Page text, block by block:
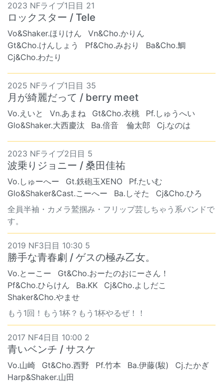
2023 NFライブ1日目 21
ロックスター / Tele
Vo&Shaker.ほりけん
Vn&Cho.かりん
Gt&Cho.けんしょう
Pf&Cho.みおり
Ba&Cho.鯛
Cj&Cho.わたり
2025 NFライブ1日目 35
月が綺麗だって / berry meet
Vo.えいと Vn.あまね Gt&Cho.衣桃
Pf.しゅうへい
Glo&Shaker.大西慶汰
Ba.倍音 倫太郎 Cj.なのは
2023 NFライブ2日目 5
波乗りジョニー / 桑田佳祐
Vo.しゅーへー Gt.鉄砲玉XENO
Pf.たいむ
Glo&Shaker&Cast.こーへー
Ba.しそた
Cj&Cho.ひろ
全員半袖・カメラ鷲掴み・フリップ芸しちゃう系バンドで
す。
2019 NF3日目 10:30 5
勝手な青春劇 / ゲスの極み乙女。
Vo.とーこー
Gt&Cho.おーたのおにーさん！
Pf&Cho.ひらけん
Ba.KK
Cj&Cho.よしだこ
Shaker&Cho.やませ
もう1回！もう1杯？もう1杯やるぜ！！
2017 NF4日目 10:00 2
青いベンチ / サスケ
Vo.山崎 Gt&Cho.西野 Pf.竹本 Ba.伊藤(駿)
Cj.たかぎ
Harp&Shaker.山田